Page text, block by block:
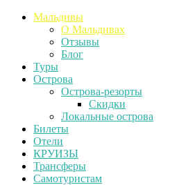
Мальдивы
О Мальдивах
Отзывы
Блог
Туры
Острова
Острова-резорты
Скидки
Локальные острова
Билеты
Отели
КРУИЗЫ
Трансферы
Самотуристам